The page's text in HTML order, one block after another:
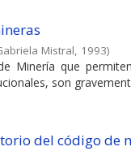
Mistral, 1993)
Minería que
son
del código